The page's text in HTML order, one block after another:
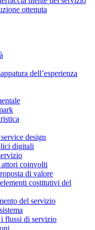
ottenuta
dell’esperienza
design
digitali
coinvolti
di valore
costitutivi del
del servizio
i flussi di servizio